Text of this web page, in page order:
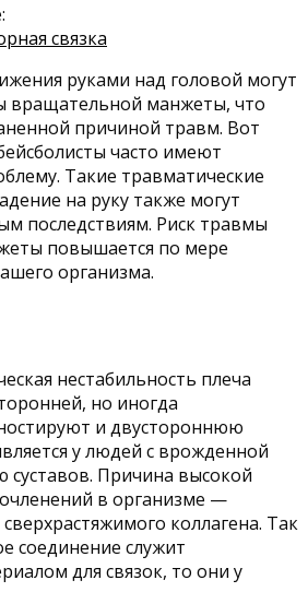
связка
руками над головой могут
манжеты, что
причиной травм. Вот
часто имеют
Такие травматические
на руку также могут
последствиям. Риск травмы
повышается по мере
организма.
нестабильность плеча
но иногда
и двустороннюю
у людей с врожденной
суставов. Причина высокой
в организме —
коллагена. Так
соединение служит
для связок, то они у